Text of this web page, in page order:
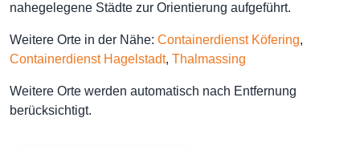
nahegelegene Städte zur Orientierung aufgeführt.
Weitere Orte in der Nähe: Containerdienst Köfering,
Containerdienst Hagelstadt, Thalmassing
Weitere Orte werden automatisch nach Entfernung
berücksichtigt.